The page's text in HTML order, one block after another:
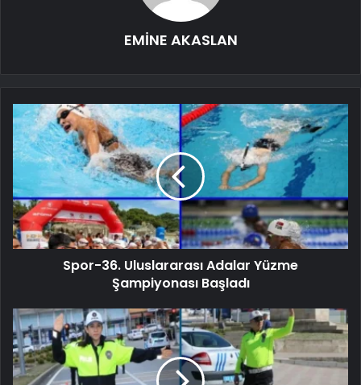
EMİNE AKASLAN
Spor-36. Uluslararası Adalar Yüzme
Şampiyonası Başladı